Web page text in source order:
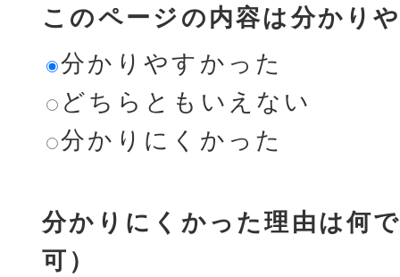
このページの内容は分かり
分かりやすかった
どちらともいえない
分かりにくかった
分かりにくかった理由は何
可）